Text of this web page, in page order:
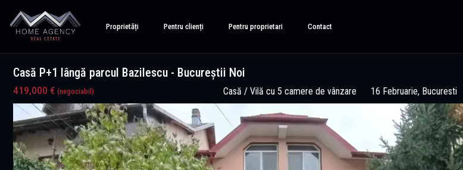
Proprietăți Pentru clienți Pentru proprietari Contact
Casă P+1 lângă parcul Bazilescu - Bucureștii Noi
419,000 € (negociabil) Casă / Vilă cu 5 camere de vânzare 16 Februarie, Bucuresti